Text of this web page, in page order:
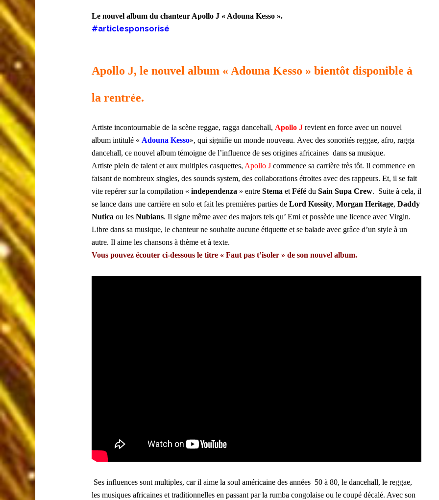
Le nouvel album du chanteur Apollo J « Adouna Kesso ».
#articlesponsorisé
Apollo J, le nouvel album « Adouna Kesso » bientôt disponible à
la rentrée.
Artiste incontournable de la scène reggae, ragga dancehall, Apollo J revient en force avec un nouvel
album intitulé « Adouna Kesso», qui signifie un monde nouveau. Avec des sonorités reggae, afro, ragga
dancehall, ce nouvel album témoigne de l’influence de ses origines africaines dans sa musique.
Artiste plein de talent et aux multiples casquettes, Apollo J commence sa carrière très tôt. Il commence en
faisant de nombreux singles, des sounds system, des collaborations étroites avec des rappeurs. Et, il se fait
vite repérer sur la compilation « independenza » entre Stema et Féfé du Sain Supa Crew. Suite à cela, il
se lance dans une carrière en solo et fait les premières parties de Lord Kossity, Morgan Heritage, Daddy
Nutica ou les Nubians. Il signe même avec des majors tels qu’ Emi et possède une licence avec Virgin.
Libre dans sa musique, le chanteur ne souhaite aucune étiquette et se balade avec grâce d’un style à un
autre. Il aime les chansons à thème et à texte.
Vous pouvez écouter ci-dessous le titre « Faut pas t’isoler » de son nouvel album.
Ses influences sont multiples, car il aime la soul américaine des années 50 à 80, le dancehall, le reggae,
les musiques africaines et traditionnelles en passant par la rumba congolaise ou le coupé décalé. Avec son